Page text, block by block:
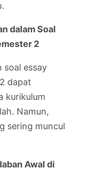
dalam Soal
2
soal essay
dapat
kurikulum
Namun,
sering muncul
Awal di